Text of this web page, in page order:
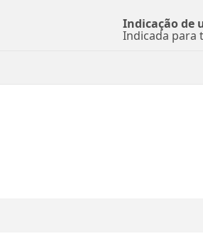
Indicação de
Indicada para